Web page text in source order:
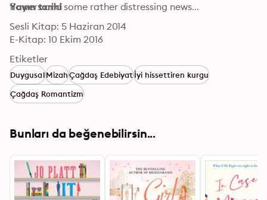
flowers and some rather distressing news...
Yayın tarihi
Sesli Kitap: 5 Haziran 2014
E-Kitap: 10 Ekim 2016
Etiketler
DuygusalMizahÇağdaş Edebiyatİyi hissettiren kurgu
Çağdaş Romantizm
Bunları da beğenebilirsin...